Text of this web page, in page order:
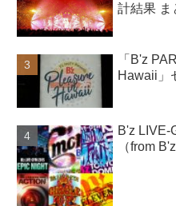
計結果 ま
「B'z
Hawaii」
B'z LIVE-
（from